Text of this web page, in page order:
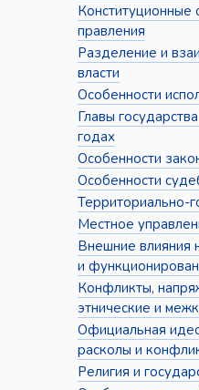
Конституционные
правления
Разделение и
власти
Особенности
Главы
годах
Особенности
Особенности
Территориально-
Местное
Внешние влияния
и
Конфликты,
этнические и
Официальная
расколы и
Религия и